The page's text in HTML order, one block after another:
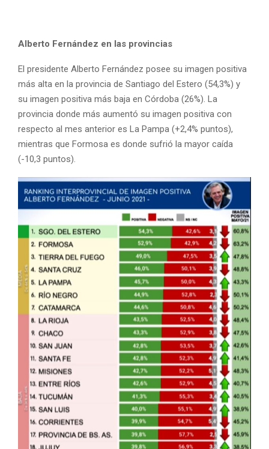
Alberto Fernández en las provincias
El presidente Alberto Fernández posee su imagen positiva
más alta en la provincia de Santiago del Estero (54,3%) y
su imagen positiva más baja en Córdoba (26%). La
provincia donde más aumentó su imagen positiva con
respecto al mes anterior es La Pampa (+2,4% puntos),
mientras que Formosa es donde sufrió la mayor caída
(-10,3 puntos).